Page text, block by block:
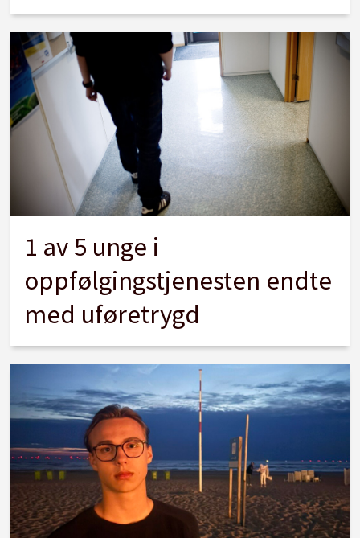
1 av 5 unge i
oppfølgingstjenesten endte
med uføretrygd